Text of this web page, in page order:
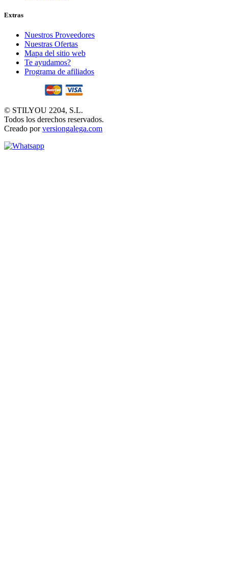
Extras
Nuestros Proveedores
Nuestras Ofertas
Mapa del sitio web
Te ayudamos?
Programa de afiliados
© STILYOU 2204, S.L.
Todos los derechos reservados.
Creado porversiongalega.com